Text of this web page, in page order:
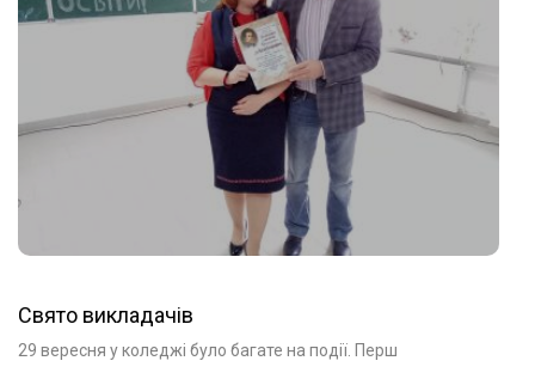
Свято викладачів
29 вересня у коледжі було багате на події. Перш